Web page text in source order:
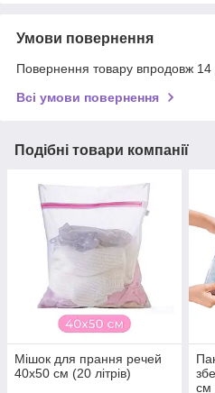
Умови повернення
Повернення товару впродовж 14
Всі умови повернення
Подібні товари компанії
Мішок для прання речей
40х50 см (20 літрів)
см